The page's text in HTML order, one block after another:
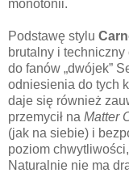
monotonii.
Podstawę stylu
brutalny i
do fanów „dwójek”
odniesienia do tych
daje się również
przemycił na Matter
(jak na siebie) i
poziom
Naturalnie nie ma